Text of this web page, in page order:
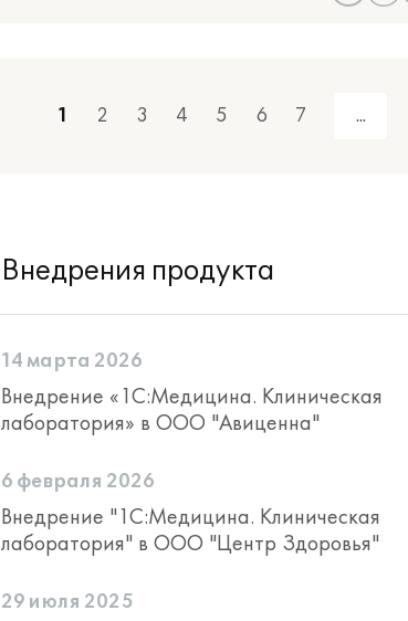
1 2 3 4 5 6 7
Внедрения продукта
14 марта 2026
Внедрение «1С:Медицина. Клиническая
лаборатория» в ООО "Авиценна"
6 февраля 2026
Внедрение "1С:Медицина. Клиническая
лаборатория" в ООО "Центр Здоровья"
29 июля 2025